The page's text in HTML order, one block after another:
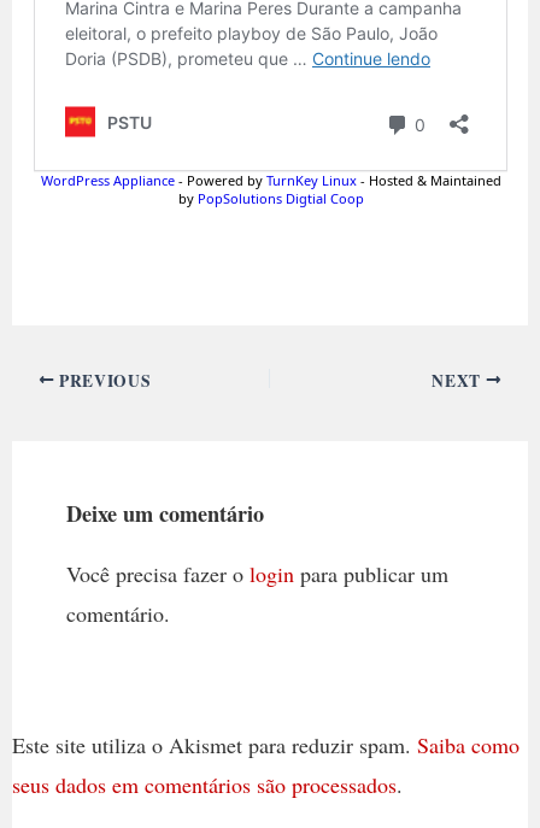
PREVIOUS NEXT
Deixe um comentário
Você precisa fazer o login para publicar um
comentário.
Este site utiliza o Akismet para reduzir spam. Saiba como
seus dados em comentários são processados.